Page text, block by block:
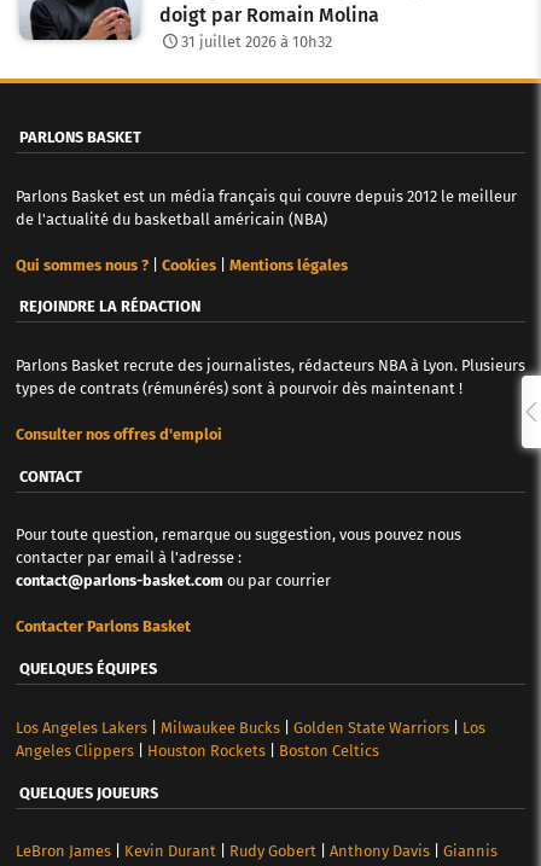
doigt par Romain Molina
31 juillet 2026 à 10h32
PARLONS BASKET
Parlons Basket est un média français qui couvre depuis 2012 le meilleur
de l'actualité du basketball américain (NBA)
Qui sommes nous ?| Cookies| Mentions légales
REJOINDRE LA RÉDACTION
Parlons Basket recrute des journalistes, rédacteurs NBA à Lyon. Plusieurs
types de contrats (rémunérés) sont à pourvoir dès maintenant !
Consulter nos offres d'emploi
CONTACT
Pour toute question, remarque ou suggestion, vous pouvez nous
contacter par email à l'adresse :
contact@parlons-basket.com ou par courrier
Contacter Parlons Basket
QUELQUES ÉQUIPES
Los Angeles Lakers| Milwaukee Bucks| Golden State Warriors| Los
Angeles Clippers| Houston Rockets| Boston Celtics
QUELQUES JOUEURS
LeBron James| Kevin Durant| Rudy Gobert| Anthony Davis| Giannis